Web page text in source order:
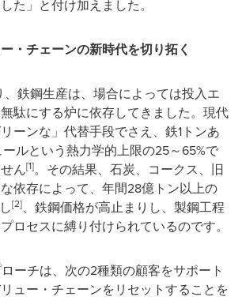
た」と付け加えました。
・チェーンの新時代を切り拓く
、鉄鋼生産は、場合によっては投入エ
駄にする炉に依存してきました。現代
ーンな」代替手段でさえ、鉄1トンあ
ルという熱力学的上限の25～65%で
ん[1]。その結果、石炭、コークス、旧
依存によって、年間28億トン以上の
[2]、鉄鋼価格が高止まりし、製鋼工程
ロセスに縛り付けられているのです。
ーチは、次の2種類の顧客をサポート
ュー・チェーンをリセットすることを